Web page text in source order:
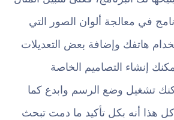
في معالجة ألوان الصور التي
هاتفك وإضافة بعض التعديلات
إنشاء التصاميم الخاصة
تشغيل وضع الرسم وابدع كما
هذا أنه بكل تأكيد ما دمت تبحث